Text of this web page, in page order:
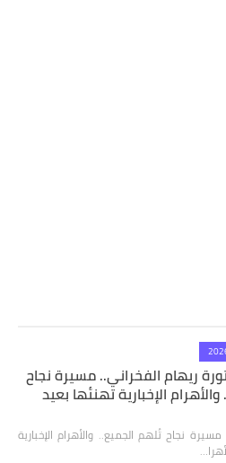
ريهام الفخراني.. مسيرة نجاح
الإخبارية تهنئها بعيد
نجاح تُلهم الجميع.. والأهرام الإخبارية